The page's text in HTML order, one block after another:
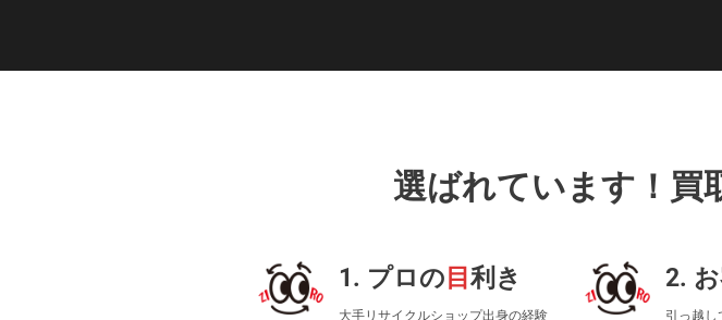
選ばれています！
1. プロの 目利き
大手リサイクルショップ出身の経験
2.
引っ越し